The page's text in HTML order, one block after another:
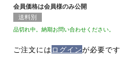
会員価格は会員様のみ公開
送料別
品切れ中。納期お問い合わせください。
ご注文には ログインが必要です